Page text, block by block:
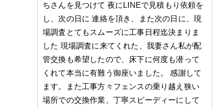
ちさんを見つけて 夜にLINEで見積もり依頼を
し、次の日に 連絡を頂き、また次の日に、現
場調査とてもスムーズに工事日程迄決まりま
した 現場調査に来てくれた、我妻さん私が配
管交換も希望したので、床下に何度も潜って
くれて本当に有難う御座いました。 感謝して
ます。また工事方々フェンスの乗り越え狭い
場所での交換作業、丁寧スピーディーにして